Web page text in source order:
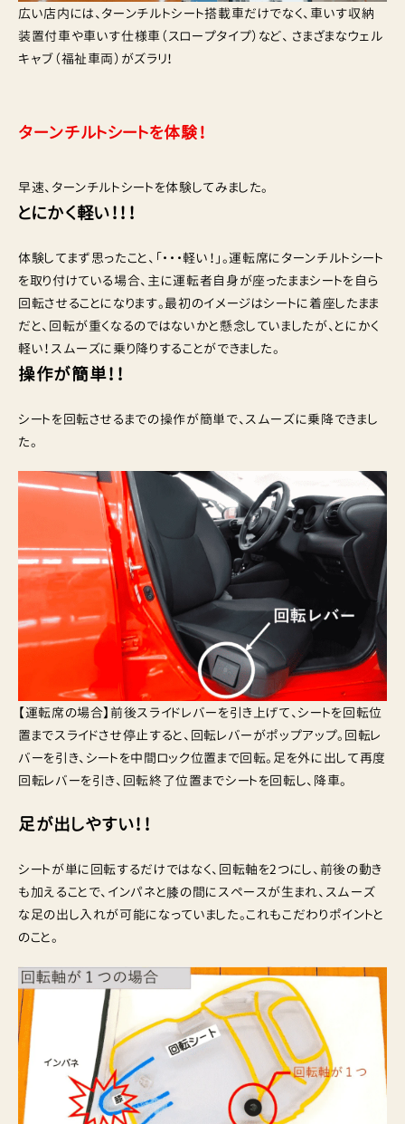
広い店内には、ターンチルトシート搭載車だけでなく、車いす収納
装置付車や車いす仕様車（スロープタイプ）など、 さまざまなウェル
キャブ（福祉車両）がズラリ！
ターンチルトシートを体験！
早速、ターンチルトシートを体験してみました。
とにかく軽い！！！
体験してまず思ったこと、「・・・軽い！」。運転席にターンチルトシート
を取り付けている場合、主に運転者自身が座ったままシートを自ら
回転させることになります。最初のイメージはシートに着座したまま
だと、回転が重くなるのではないかと懸念していましたが、とにかく
軽い！スムーズに乗り降りすることができました。
操作が簡単！！
シートを回転させるまでの操作が簡単で、スムーズに乗降できまし
た。
【運転席の場合】前後スライドレバーを引き上げて、シートを回転位
置までスライドさせ停止すると、回転レバーがポップアップ。回転レ
バーを引き、シートを中間ロック位置まで回転。足を外に出して再度
回転レバーを引き、回転終了位置までシートを回転し、降車。
足が出しやすい！！
シートが単に回転するだけではなく、回転軸を2つにし、前後の動き
も加えることで、インパネと膝の間にスペースが生まれ、スムーズ
な足の出し入れが可能になっていました。これもこだわりポイントと
のこと。